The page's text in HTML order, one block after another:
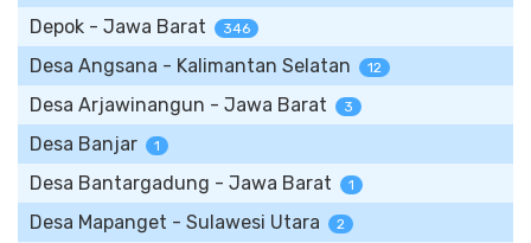
Depok - Jawa Barat 346
Desa Angsana - Kalimantan Selatan 12
Desa Arjawinangun - Jawa Barat 3
Desa Banjar 1
Desa Bantargadung - Jawa Barat 1
Desa Mapanget - Sulawesi Utara 2